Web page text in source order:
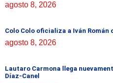
agosto 8, 2026
Colo Colo oficializa a Iván Román
agosto 8, 2026
Lautaro Carmona llega
Díaz-Canel